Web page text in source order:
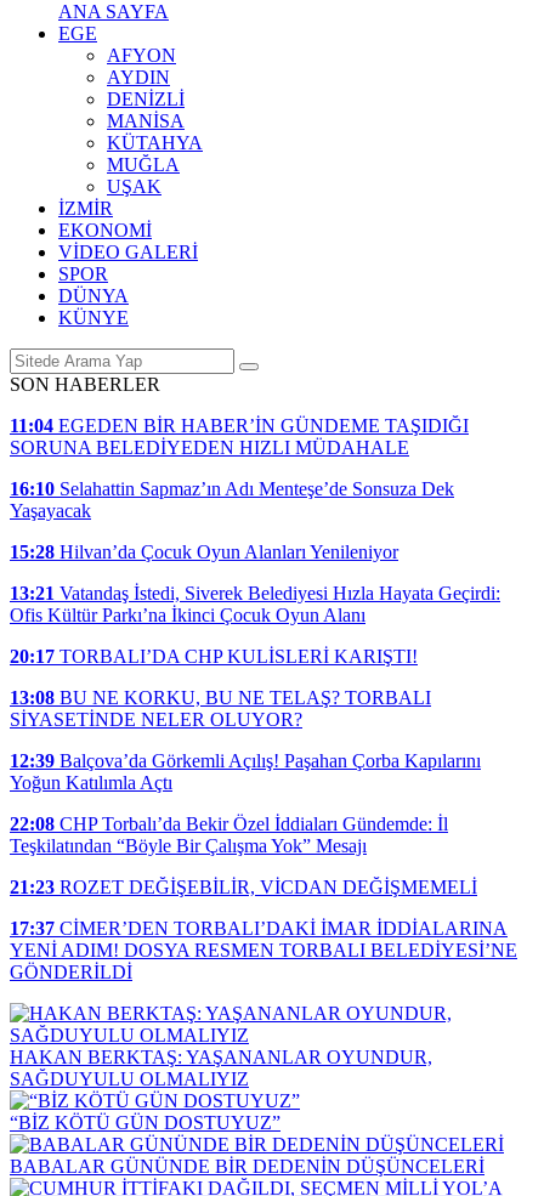
ANA SAYFA
EGE
AFYON
AYDIN
DENİZLİ
MANİSA
KÜTAHYA
MUĞLA
UŞAK
İZMİR
EKONOMİ
VİDEO GALERİ
SPOR
DÜNYA
KÜNYE
SON HABERLER
11:04 EGEDEN BİR HABER’İN GÜNDEME TAŞIDIĞI
SORUNA BELEDİYEDEN HIZLI MÜDAHALE
16:10 Selahattin Sapmaz’ın Adı Menteşe’de Sonsuza Dek
Yaşayacak
15:28 Hilvan’da Çocuk Oyun Alanları Yenileniyor
13:21 Vatandaş İstedi, Siverek Belediyesi Hızla Hayata Geçirdi:
Ofis Kültür Parkı’na İkinci Çocuk Oyun Alanı
20:17 TORBALI’DA CHP KULİSLERİ KARIŞTI!
13:08 BU NE KORKU, BU NE TELAŞ? TORBALI
SİYASETİNDE NELER OLUYOR?
12:39 Balçova’da Görkemli Açılış! Paşahan Çorba Kapılarını
Yoğun Katılımla Açtı
22:08 CHP Torbalı’da Bekir Özel İddiaları Gündemde: İl
Teşkilatından “Böyle Bir Çalışma Yok” Mesajı
21:23 ROZET DEĞİŞEBİLİR, VİCDAN DEĞİŞMEMELİ
17:37 CİMER’DEN TORBALI’DAKİ İMAR İDDİALARINA
YENİ ADIM! DOSYA RESMEN TORBALI BELEDİYESİ’NE
GÖNDERİLDİ
HAKAN BERKTAŞ: YAŞANANLAR OYUNDUR,
SAĞDUYULU OLMALIYIZ
“BİZ KÖTÜ GÜN DOSTUYUZ”
BABALAR GÜNÜNDE BİR DEDENİN DÜŞÜNCELERİ